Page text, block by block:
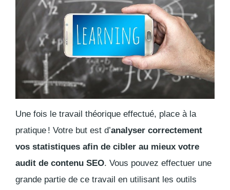
Une fois le travail théorique effectué, place à la
pratique ! Votre but est d’analyser correctement
vos statistiques afin de cibler au mieux votre
audit de contenu SEO. Vous pouvez effectuer une
grande partie de ce travail en utilisant les outils